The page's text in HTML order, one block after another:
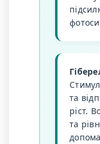
та
ріст.
та